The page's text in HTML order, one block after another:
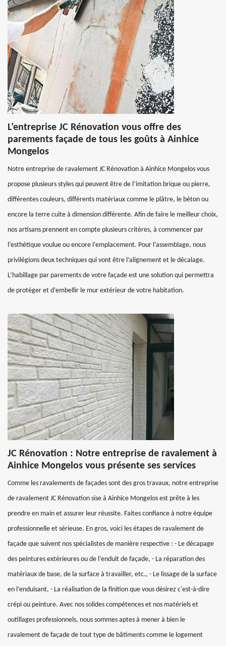
L’entreprise JC Rénovation vous offre des
parements façade de tous les goûts à Ainhice
Mongelos
Notre entreprise de ravalement JC Rénovation à Ainhice Mongelos vous
propose plusieurs styles qui peuvent être de l’imitation brique ou pierre,
différentes couleurs, différents matériaux comme le plâtre, le béton ou
encore la terre cuite à dimension différente. Afin de faire le meilleur choix,
nos artisans prennent en compte plusieurs critères, à commencer par
l’esthétique voulue ou encore l’emplacement. Pour l’assemblage, nous
privilégions deux techniques qui vont être l’alignement et le décalage.
L’habillage par parements de votre façade est une solution qui permettra
de protéger et d’embellir le mur extérieur de votre habitation.
JC Rénovation : Notre entreprise de ravalement à
Ainhice Mongelos vous présente ses services
Comme les ravalements de façades sont des gros travaux, notre entreprise
de ravalement JC Rénovation sise à Ainhice Mongelos est prête à les
prendre en main et assurer leur réussite. Faites confiance à notre équipe
professionnelle et sérieuse. En gros, voici les étapes de ravalement de
façade que suivent nos spécialistes de manière respective : - Le décapage
des peintures extérieures ou de l’enduit de façade, - La réparation des
matériaux de base, de la surface à travailler, etc., - Le lissage de la surface
en l’enduisant, - La réalisation de la finition que vous désirez c'est-à-dire
crépi ou peinture. Avec nos solides compétences et nos matériels et
outillages professionnels, nous sommes aptes à mener à bien le
ravalement de façade de tout type de bâtiments comme le logement